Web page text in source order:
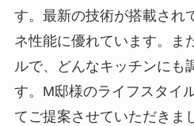
す。最新の技術が搭載され
ネ性能に優れています。ま
ルで、どんなキッチンにも
す。M邸様のライフスタイ
てご提案させていただきま